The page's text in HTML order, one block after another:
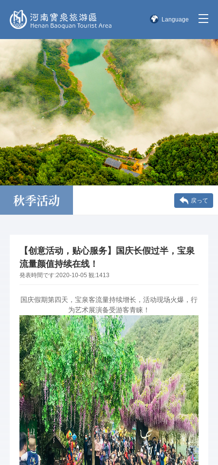
Language
English
한국어
日本語
秋季活动 戻って
【创意活动，贴心服务】国庆长假过半，宝泉
流量颜值持续在线！
発表時間です:2020-10-05 観:1413
国庆假期第四天，宝泉客流量持续增长，活动现场火爆，行
为艺术展演备受游客青睐！